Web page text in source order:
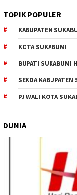
TOPIK POPULER
KABUPATEN
KOTA SUKABUMI
BUPATI SUKABUMI
SEKDA KABUPATEN
PJ WALI KOTA
DUNIA